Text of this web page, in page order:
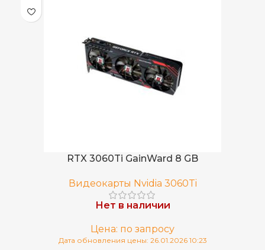
RTX 3060Ti GainWard 8 GB
Видеокарты Nvidia 3060Ti
Нет в наличии
Цена: по запросу
Дата обновления цены: 26.01.2026 10:23